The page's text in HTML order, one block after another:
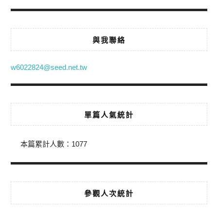
與我聯絡
w6022824@seed.net.tw
單篇人氣統計
本篇累計人數： 1077
參觀人次統計